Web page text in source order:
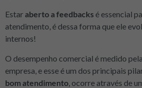
Estar aberto a feedbacks é essencial
atendimento, é dessa forma que ele
internos!
O desempenho comercial é medido
empresa, e esse é um dos principais
bom atendimento , ocorre através de